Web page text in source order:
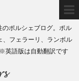
のポルシェブログ。ポル
、フェラーリ、ランボル
英語版は自動翻訳です